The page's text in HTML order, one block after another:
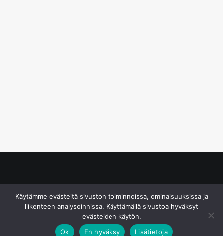
Käytämme evästeitä sivuston toiminnoissa, ominaisuuksissa ja
liikenteen analysoinnissa. Käyttämällä sivustoa hyväksyt
evästeiden käytön.
Ok
En hyväksy Lisätietoja